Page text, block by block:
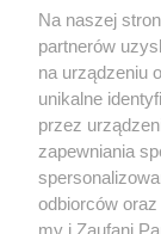
O FIRMIE
REKLAMA
Na naszej
partnerów
na urządzeniu
unikalne
przez
zapewniania
odbiorców
my i Zaufani